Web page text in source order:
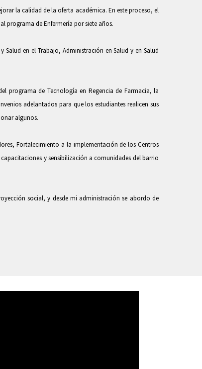
la calidad de la oferta académica. En este proceso, el
programa de Enfermería por siete años.
en el Trabajo, Administración en Salud y en Salud
programa de Tecnología en Regencia de Farmacia, la
adelantados para que los estudiantes realicen sus
algunos.
Fortalecimiento a la implementación de los Centros
y sensibilización a comunidades del barrio
social, y desde mi administración se abordo de